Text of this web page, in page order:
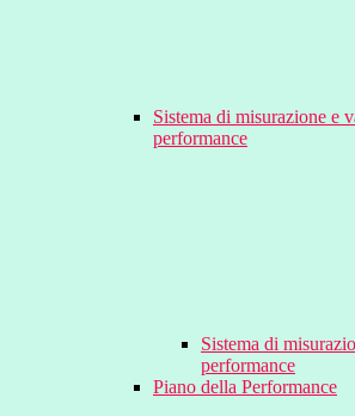
Sistema di misurazione e
performance
Sistema di
performance
Piano della Performance